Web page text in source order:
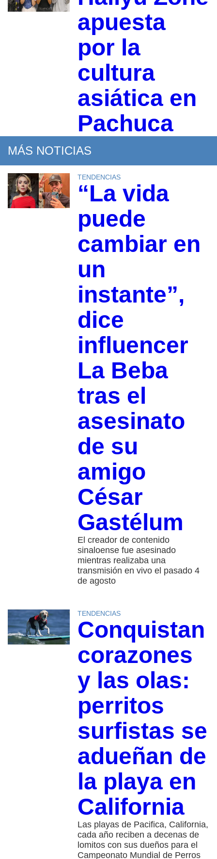
apuesta
por la
cultura
asiática en
Pachuca
MÁS NOTICIAS
TENDENCIAS
“La vida
puede
cambiar en
un
instante”,
dice
influencer
La Beba
tras el
asesinato
de su
amigo
César
Gastélum
El creador de contenido
sinaloense fue asesinado
mientras realizaba una
transmisión en vivo el pasado 4
de agosto
TENDENCIAS
Conquistan
corazones
y las olas:
perritos
surfistas se
adueñan de
la playa en
California
Las playas de Pacifica, California,
cada año reciben a decenas de
lomitos con sus dueños para el
Campeonato Mundial de Perros